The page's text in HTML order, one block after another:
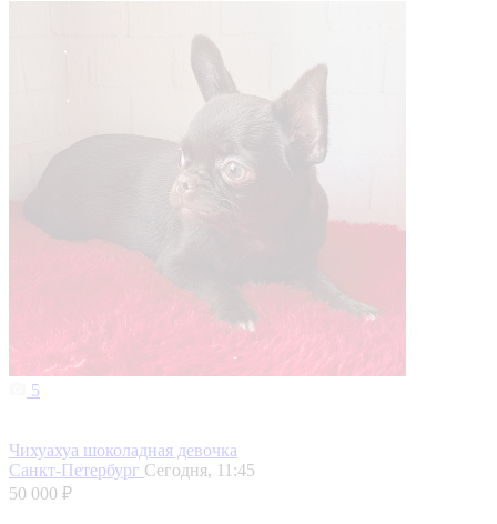
5
Чихуахуа шоколадная девочка
Санкт-Петербург Сегодня, 11:45
50 000 ₽